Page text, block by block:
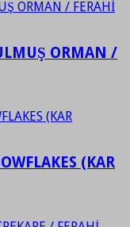
ORMAN /
(KAR